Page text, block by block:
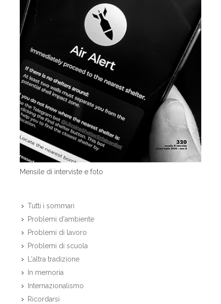
Mensile di interviste e foto
Tutti i sommari
Problemi d'ambiente
Problemi di lavoro
Problemi di scuola
L'altra tradizione
In memoria
Internazionalismo
Ricordarsi